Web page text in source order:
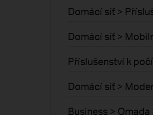
Domácí síť >
Domácí síť >
Příslušenství k
Domácí síť >
Business >